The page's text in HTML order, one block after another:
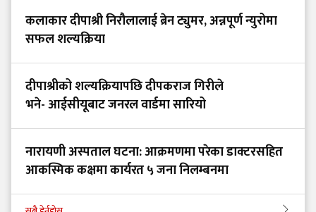
कलाकार दीपाश्री निरौलालाई ब्रेन ट्युमर, अन्नपूर्ण न्युरोमा
सफल शल्यक्रिया
दीपाश्रीको शल्यक्रियापछि दीपकराज गिरीले
भने- आईसीयूबाट जनरल वार्डमा सारियो
नारायणी अस्पताल घटना: आक्रमणमा परेका डाक्टरसहित
आकस्मिक कक्षमा कार्यरत ५ जना निलम्बनमा